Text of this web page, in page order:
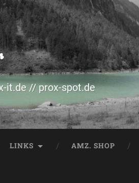
it.de // prox-spot.de
LINKS AMZ. SHOP